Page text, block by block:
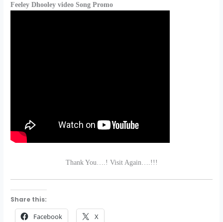
Feeley Dhooley video Song Promo
Thank You….! Visit Again….!!!
Share this:
Facebook X